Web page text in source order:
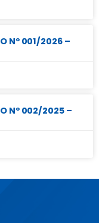
Nº 001/2026 –
Nº 002/2025 –